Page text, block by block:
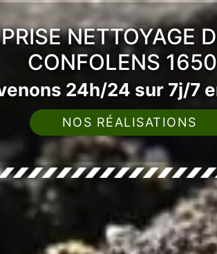
NETTOYAGE
CONFOLENS
24h/24 sur 7j/7
NOS RÉALISATIONS